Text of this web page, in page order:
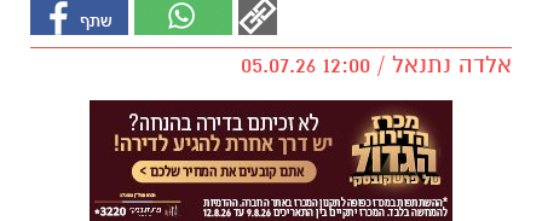
אלדה נתנאל / 12:00 05.07.26